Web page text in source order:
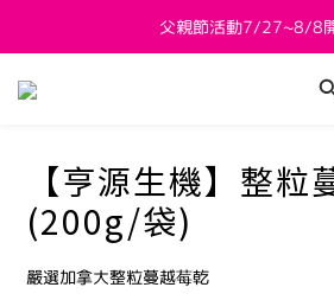
新會員送 $800購
父親節活動7/27~8/8
新會員送 $800購物
【亨源生機】整粒
(200g/袋)
嚴選加拿大整粒蔓越莓乾